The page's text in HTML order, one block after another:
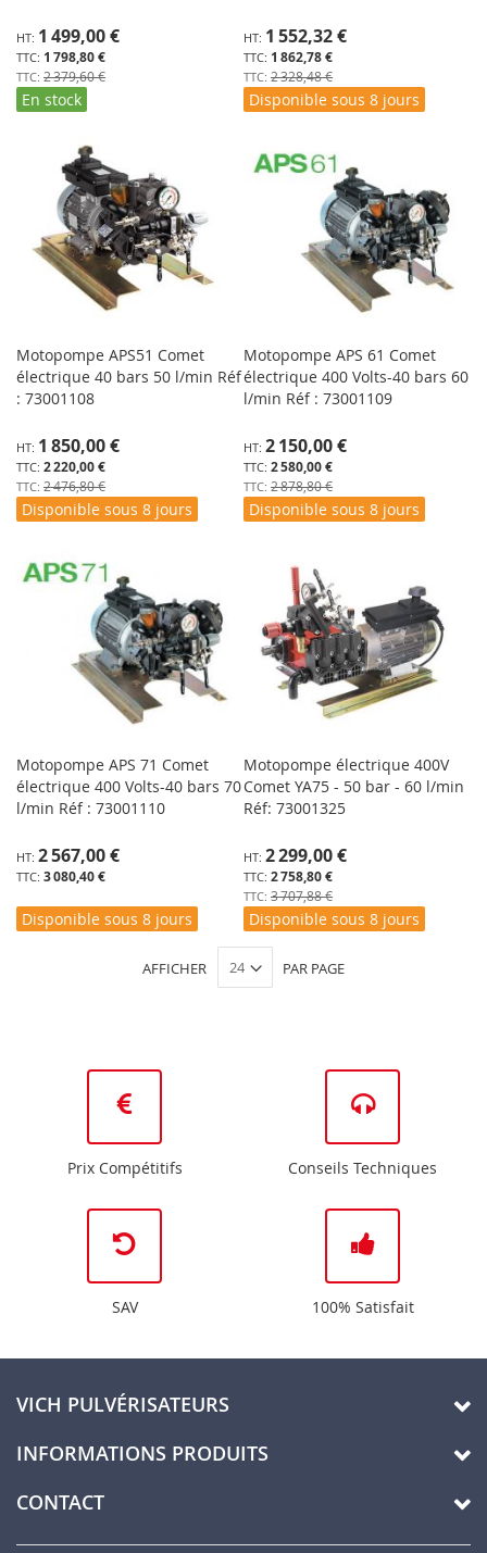
Spécial1 798,80 €
1 499,00 €
2 379,60 €
En stock
Spécial1 862,78 €
1 552,32 €
2 328,48 €
Disponible sous 8 jours
Motopompe APS51 Comet
électrique 40 bars 50 l/min Réf
: 73001108
Spécial2 220,00 €
1 850,00 €
2 476,80 €
Disponible sous 8 jours
Motopompe APS 61 Comet
électrique 400 Volts-40 bars 60
l/min Réf : 73001109
Spécial2 580,00 €
2 150,00 €
2 878,80 €
Disponible sous 8 jours
Motopompe APS 71 Comet
électrique 400 Volts-40 bars 70
l/min Réf : 73001110
3 080,40 €
2 567,00 €
Disponible sous 8 jours
Motopompe électrique 400V
Comet YA75 - 50 bar - 60 l/min
Réf: 73001325
Spécial2 758,80 €
2 299,00 €
3 707,88 €
Disponible sous 8 jours
AFFICHER PAR PAGE
Prix Compétitifs Conseils Techniques
SAV 100% Satisfait
VICH PULVÉRISATEURS
INFORMATIONS PRODUITS
CONTACT